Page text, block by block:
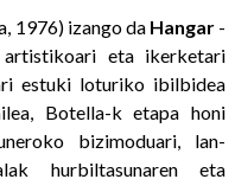
1976) izango da Hangar-
eta ikerketari
estuki loturiko ibilbidea
Botella-k etapa honi
bizimoduari, lan-
hurbiltasunaren eta